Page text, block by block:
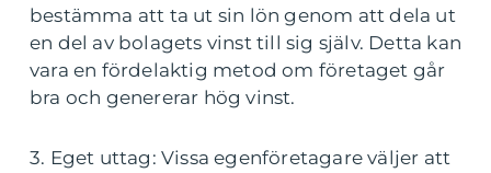
bestämma att ta ut sin lön genom att dela ut
en del av bolagets vinst till sig själv. Detta kan
vara en fördelaktig metod om företaget går
bra och genererar hög vinst.
3. Eget uttag: Vissa egenföretagare väljer att